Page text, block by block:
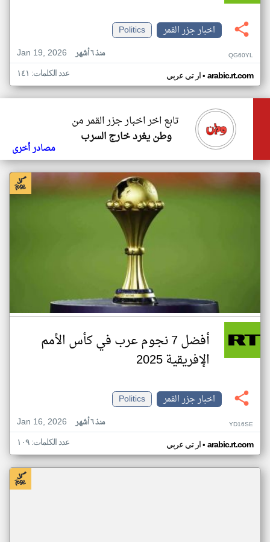
اخبار جزر القمر
Politics
Jan 19, 2026
منذ ٦ أشهر QG60YL
ار تي عربي• arabic.rt.com عدد الكلمات: ١٤١
تابع اخر اخبار جزر القمر من
وطن يغرد خارج السرب
مصادر أخرى
أفضل 7 نجوم عرب في كأس الأمم
الإفريقية 2025
اخبار جزر القمر
Politics
Jan 16, 2026
منذ ٦ أشهر YD16SE
ار تي عربي• arabic.rt.com عدد الكلمات: ١٠٩